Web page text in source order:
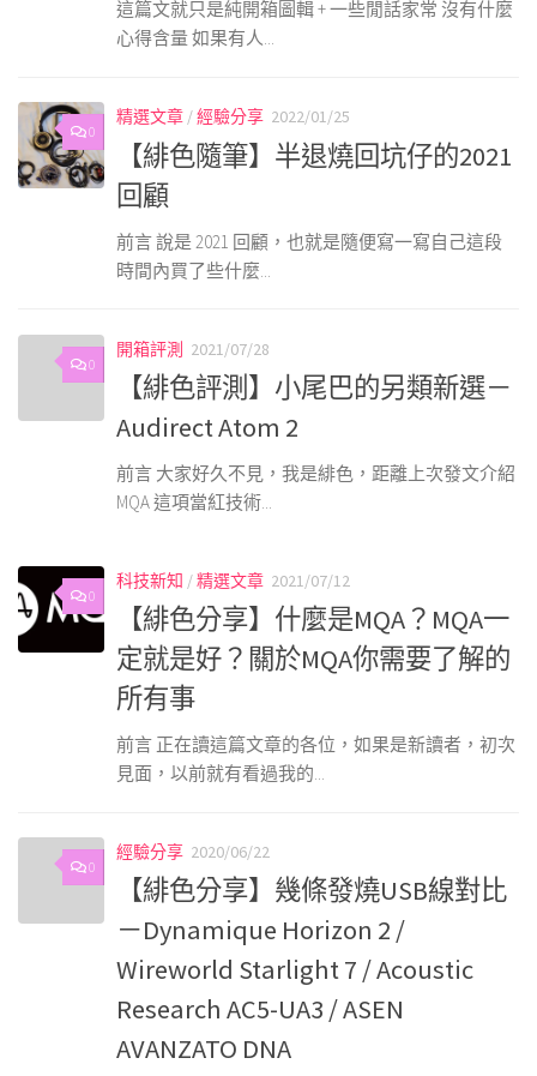
這篇文就只是純開箱圖輯 + 一些閒話家常 沒有什麼
心得含量 如果有人...
0
精選文章 /經驗分享 2022/01/25
【緋色隨筆】半退燒回坑仔的2021
回顧
前言 說是 2021 回顧，也就是隨便寫一寫自己這段
時間內買了些什麼...
0
開箱評測 2021/07/28
【緋色評測】小尾巴的另類新選－
Audirect Atom 2
前言 大家好久不見，我是緋色，距離上次發文介紹
MQA 這項當紅技術...
0
科技新知 /精選文章 2021/07/12
【緋色分享】什麼是MQA？MQA一
定就是好？關於MQA你需要了解的
所有事
前言 正在讀這篇文章的各位，如果是新讀者，初次
見面，以前就有看過我的...
0
經驗分享 2020/06/22
【緋色分享】幾條發燒USB線對比
－Dynamique Horizon 2 /
Wireworld Starlight 7 / Acoustic
Research AC5-UA3 / ASEN
AVANZATO DNA